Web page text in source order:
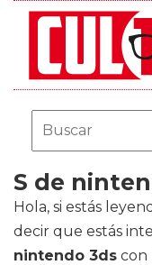
S de
Hola, si estás
decir que estás
nintendo 3ds con